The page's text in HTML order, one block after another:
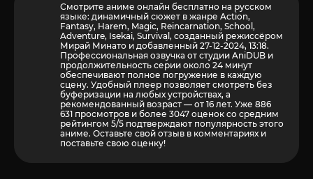
Смотрите аниме онлайн бесплатно на русском
языке: динамичный сюжет в жанре Action,
Fantasy, Harem, Magic, Reincarnation, School,
Adventure, Isekai, Survival, созданный режиссёром
Мирай Минато и добавленный 27-12-2024, 13:18.
Профессиональная озвучка от студии AniDUB и
продолжительность серии около 24 минут
обеспечивают полное погружение в каждую
сцену. Удобный плеер позволяет смотреть без
буферизации на любых устройствах, а
рекомендованный возраст — от 16 лет. Уже 886
631 просмотров и более 3047 оценок со средним
рейтингом 5/5 подтверждают популярность этого
аниме. Оставьте свой отзыв в комментариях и
поставьте свою оценку!